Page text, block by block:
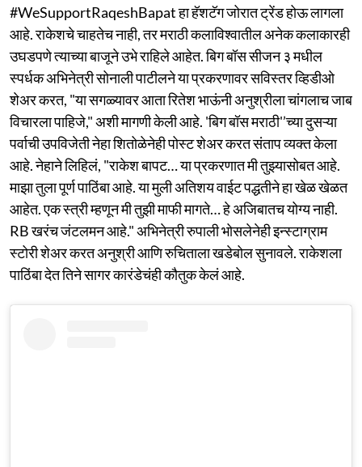
#WeSupportRaqeshBapat हा हॅशटॅग जोरात ट्रेंड होऊ लागला
आहे. राकेशचे चाहतेच नाही, तर मराठी कलाविश्वातील अनेक कलाकारही
उघडपणे त्याच्या बाजूने उभे राहिले आहेत. बिग बॉस सीजन ३ मधील
स्पर्धक अभिनेत्री सोनाली पाटीलने या प्रकरणावर सविस्तर व्हिडीओ
शेअर करत, "या सगळ्यावर आता रितेश भाऊंनी अनुश्रीला चांगलाच जाब
विचारला पाहिजे," अशी मागणी केली आहे. 'बिग बॉस मराठी'’च्या दुसऱ्या
पर्वाची उपविजेती नेहा शितोळेनेही पोस्ट शेअर करत संताप व्यक्त केला
आहे. नेहाने लिहिलं, "राकेश बापट… या प्रकरणात मी तुझ्यासोबत आहे.
माझा तुला पूर्ण पाठिंबा आहे. या मुली अतिशय वाईट पद्धतीने हा खेळ खेळत
आहेत. एक स्त्री म्हणून मी तुझी माफी मागते… हे अजिबातच योग्य नाही.
RB खरंच जंटलमन आहे." अभिनेत्री रुपाली भोसलेनेही इन्स्टाग्राम
स्टोरी शेअर करत अनुश्री आणि रुचिताला खडेबोल सुनावले. राकेशला
पाठिंबा देत तिने सागर कारंडेचंही कौतुक केलं आहे.